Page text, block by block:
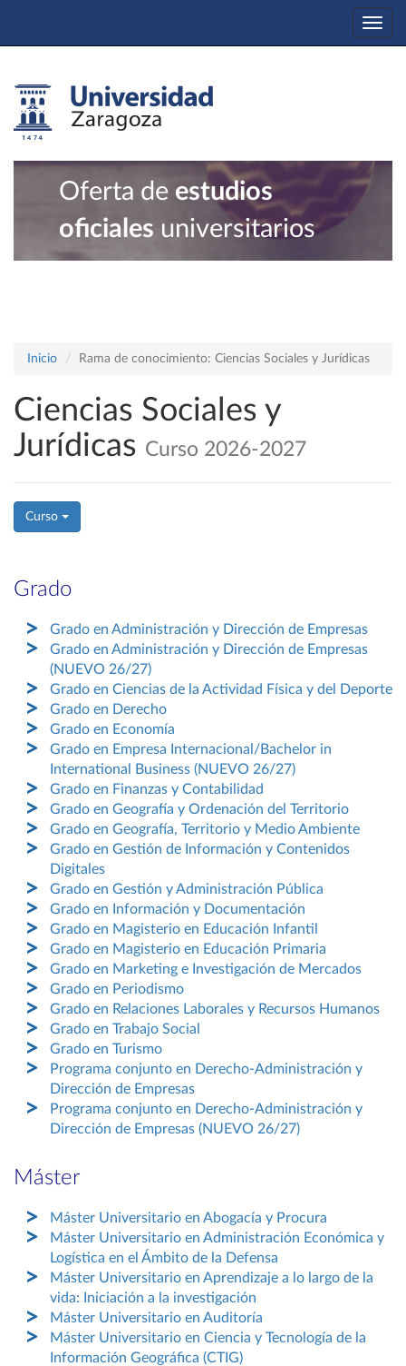
Oferta de estudios
oficiales universitarios
Inicio Rama de conocimiento: Ciencias Sociales y Jurídicas
Ciencias Sociales y
Jurídicas Curso 2026-2027
Curso
Grado
Grado en Administración y Dirección de Empresas
Grado en Administración y Dirección de Empresas
(NUEVO 26/27)
Grado en Ciencias de la Actividad Física y del Deporte
Grado en Derecho
Grado en Economía
Grado en Empresa Internacional/Bachelor in
International Business (NUEVO 26/27)
Grado en Finanzas y Contabilidad
Grado en Geografía y Ordenación del Territorio
Grado en Geografía, Territorio y Medio Ambiente
Grado en Gestión de Información y Contenidos
Digitales
Grado en Gestión y Administración Pública
Grado en Información y Documentación
Grado en Magisterio en Educación Infantil
Grado en Magisterio en Educación Primaria
Grado en Marketing e Investigación de Mercados
Grado en Periodismo
Grado en Relaciones Laborales y Recursos Humanos
Grado en Trabajo Social
Grado en Turismo
Programa conjunto en Derecho-Administración y
Dirección de Empresas
Programa conjunto en Derecho-Administración y
Dirección de Empresas (NUEVO 26/27)
Máster
Máster Universitario en Abogacía y Procura
Máster Universitario en Administración Económica y
Logística en el Ámbito de la Defensa
Máster Universitario en Aprendizaje a lo largo de la
vida: Iniciación a la investigación
Máster Universitario en Auditoría
Máster Universitario en Ciencia y Tecnología de la
Información Geográfica (CTIG)